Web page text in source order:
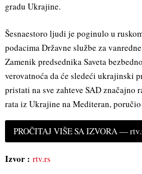
gradu Ukrajine.
Šesnaestoro ljudi je poginulo u
podacima Državne službe za
Zamenik predsednika Saveta
verovatnoća da će sledeći ukrajinski
pristati na sve zahteve SAD značajno
rata iz Ukrajine na Mediteran,
PROČITAJ VIŠE SA IZVORA —
Izvor : rtv.rs